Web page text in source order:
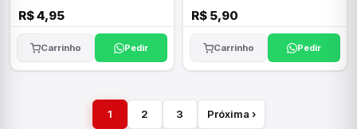
R$ 4,95
Carrinho Pedir
R$ 5,90
Carrinho Pedir
1 2 3 Próxima ›